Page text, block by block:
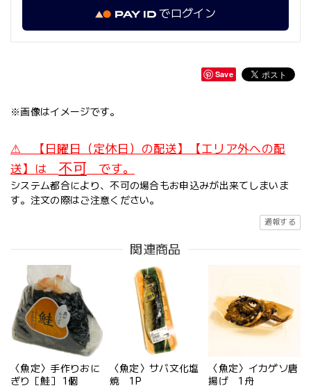
でログイン
Save
※画像はイメージです。
⚠ 【日曜日（定休日）の配送】【エリア外への配
送】は 不可 です。
システム都合により、不可の場合もお申込みが出来てしまいま
す。注文の際はご注意ください。
通報する
関連商品
〈魚定〉手作りおに
ぎり［鮭］ 1個
〈魚定〉サバ文化塩
焼 1P
〈魚定〉イカゲソ唐
揚げ 1舟